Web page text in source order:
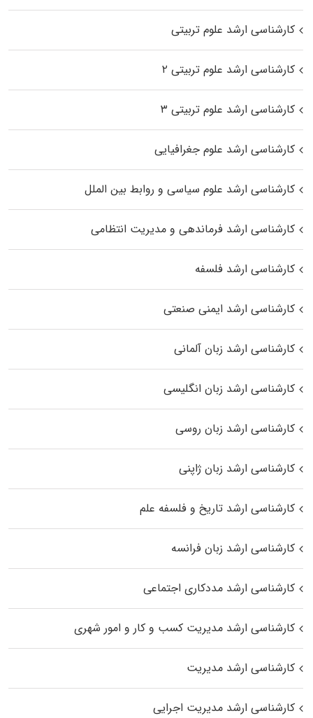
کارشناسی ارشد علوم تربیتی
کارشناسی ارشد علوم تربیتی ۲
کارشناسی ارشد علوم تربیتی ۳
کارشناسی ارشد علوم جغرافیایی
کارشناسی ارشد علوم سیاسی و روابط بین الملل
کارشناسی ارشد فرماندهی و مدیریت انتظامی
کارشناسی ارشد فلسفه
کارشناسی ارشد ایمنی صنعتی
کارشناسی ارشد زبان آلمانی
کارشناسی ارشد زبان انگلیسی
کارشناسی ارشد زبان روسی
کارشناسی ارشد زبان ژاپنی
کارشناسی ارشد تاریخ و فلسفه علم
کارشناسی ارشد زبان فرانسه
کارشناسی ارشد مددکاری اجتماعی
کارشناسی ارشد مدیریت کسب و کار و امور شهری
کارشناسی ارشد مدیریت
کارشناسی ارشد مدیریت اجرایی